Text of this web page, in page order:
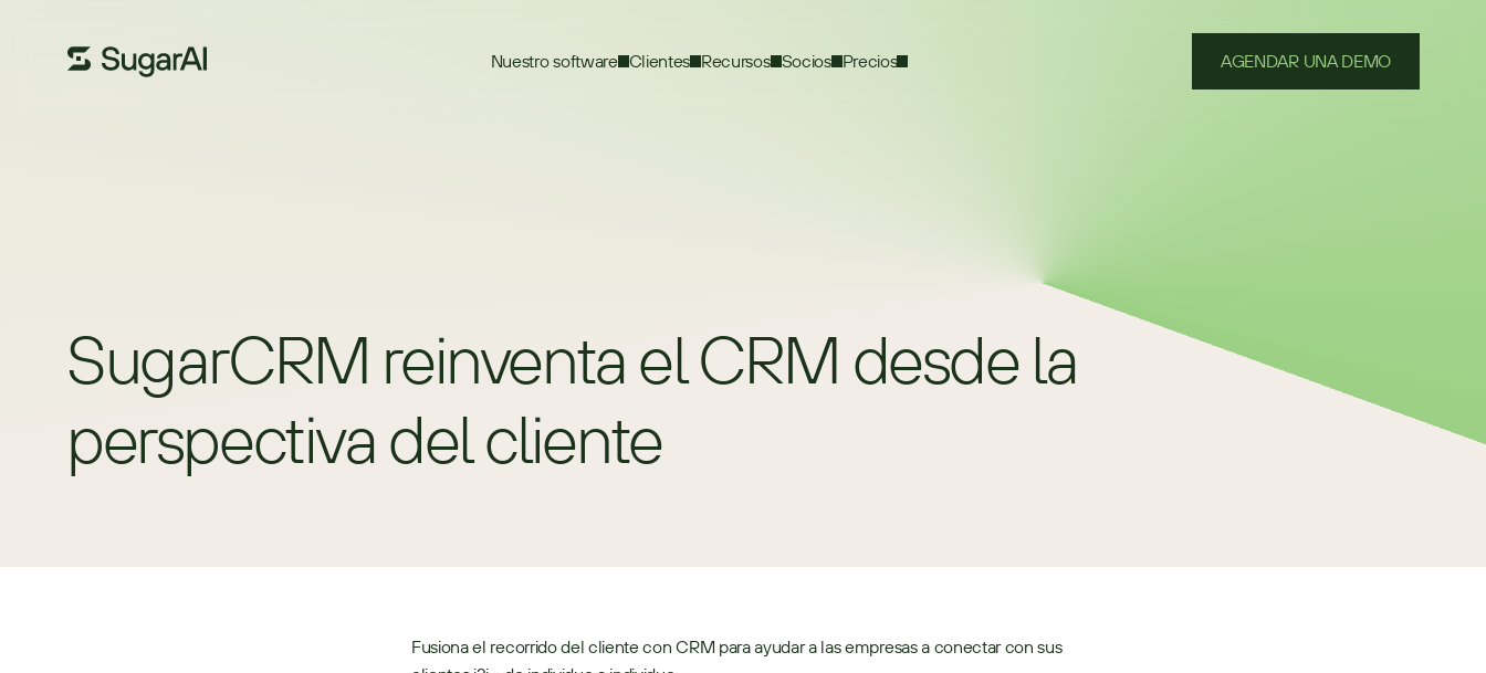
Nuestro software Clientes Recursos Socios Precios AGENDAR UNA DEMO
SugarCRM reinventa el CRM desde la
perspectiva del cliente
Fusiona el recorrido del cliente con CRM para ayudar a las empresas a conectar con sus